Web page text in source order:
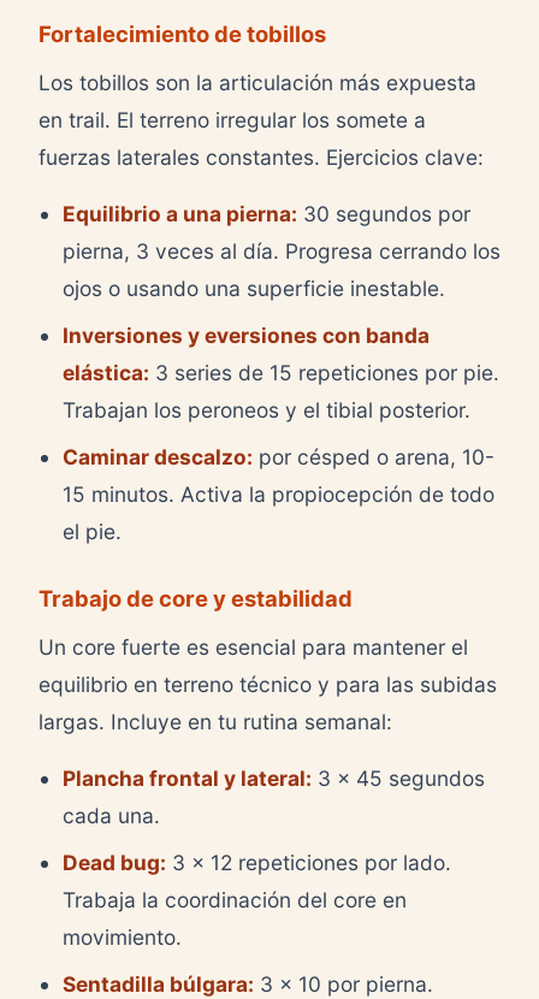
Fortalecimiento de tobillos
Los tobillos son la articulación más expuesta
en trail. El terreno irregular los somete a
fuerzas laterales constantes. Ejercicios clave:
Equilibrio a una pierna: 30 segundos por
pierna, 3 veces al día. Progresa cerrando los
ojos o usando una superficie inestable.
Inversiones y eversiones con banda
elástica: 3 series de 15 repeticiones por pie.
Trabajan los peroneos y el tibial posterior.
Caminar descalzo: por césped o arena, 10-
15 minutos. Activa la propiocepción de todo
el pie.
Trabajo de core y estabilidad
Un core fuerte es esencial para mantener el
equilibrio en terreno técnico y para las subidas
largas. Incluye en tu rutina semanal:
Plancha frontal y lateral: 3 x 45 segundos
cada una.
Dead bug: 3 x 12 repeticiones por lado.
Trabaja la coordinación del core en
movimiento.
Sentadilla búlgara: 3 x 10 por pierna.